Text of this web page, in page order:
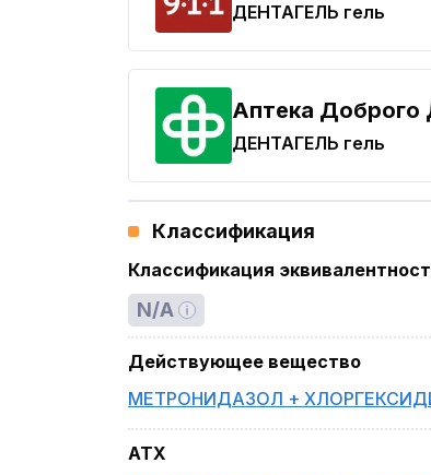
ДЕНТАГЕЛЬ гель
Аптека Доброго
ДЕНТАГЕЛЬ гель
Классификация
Классификация
N/A
Действующее вещество
МЕТРОНИДАЗОЛ +
ATX